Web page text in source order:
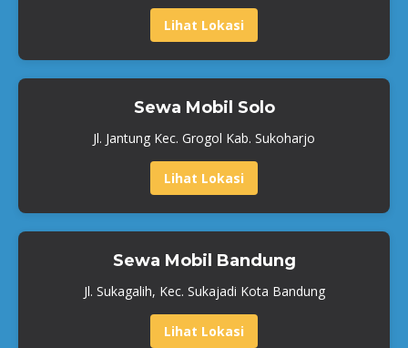
Lihat Lokasi
Sewa Mobil Solo
Jl. Jantung Kec. Grogol Kab. Sukoharjo
Lihat Lokasi
Sewa Mobil Bandung
Jl. Sukagalih, Kec. Sukajadi Kota Bandung
Lihat Lokasi